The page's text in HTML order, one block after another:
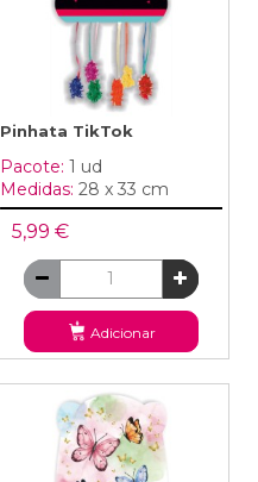
Pinhata TikTok
Pacote: 1 ud
Medidas: 28 x 33 cm
5,99 €
Adicionar